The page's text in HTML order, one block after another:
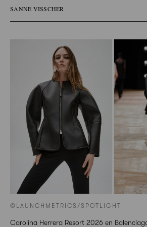
SANNE VISSCHER
©LAUNCHMETRICS/SPOTLIGHT
Carolina Herrera Resort 2026 en